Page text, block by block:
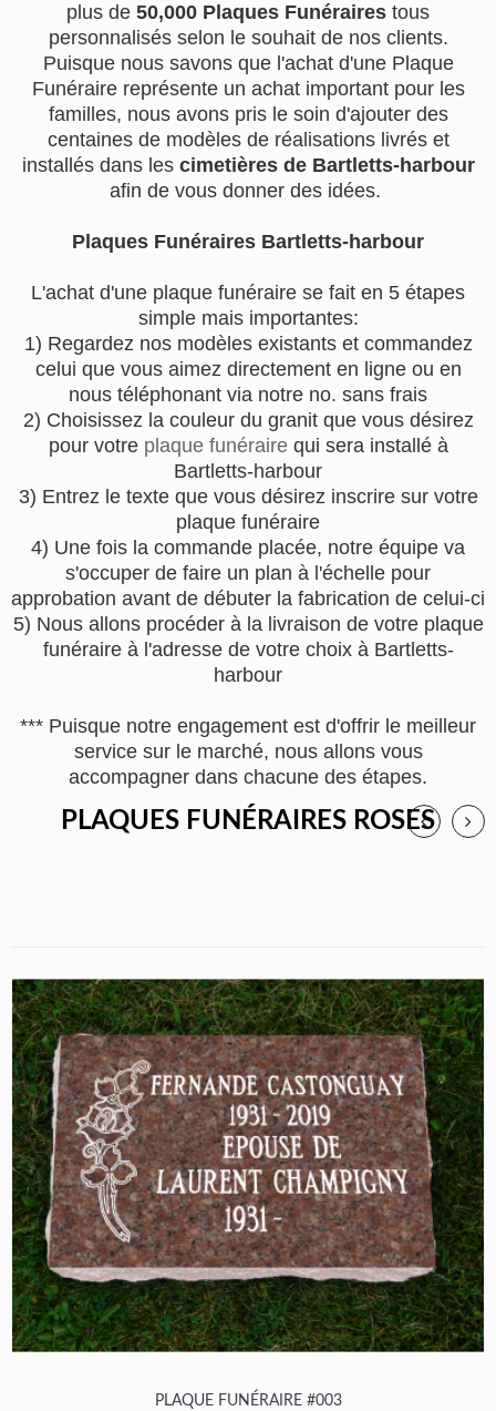
plus de 50,000 Plaques Funéraires tous
personnalisés selon le souhait de nos clients.
Puisque nous savons que l'achat d'une Plaque
Funéraire représente un achat important pour les
familles, nous avons pris le soin d'ajouter des
centaines de modèles de réalisations livrés et
installés dans les cimetières de Bartletts-harbour
afin de vous donner des idées.
Plaques Funéraires Bartletts-harbour
L'achat d'une plaque funéraire se fait en 5 étapes
simple mais importantes:
1) Regardez nos modèles existants et commandez
celui que vous aimez directement en ligne ou en
nous téléphonant via notre no. sans frais
2) Choisissez la couleur du granit que vous désirez
pour votre plaque funérairequi sera installé à
Bartletts-harbour
3) Entrez le texte que vous désirez inscrire sur votre
plaque funéraire
4) Une fois la commande placée, notre équipe va
s'occuper de faire un plan à l'échelle pour
approbation avant de débuter la fabrication de celui-ci
5) Nous allons procéder à la livraison de votre plaque
funéraire à l'adresse de votre choix à Bartletts-
harbour
*** Puisque notre engagement est d'offrir le meilleur
service sur le marché, nous allons vous
accompagner dans chacune des étapes.
PLAQUES FUNÉRAIRES ROSES
PLAQUE FUNÉRAIRE #003